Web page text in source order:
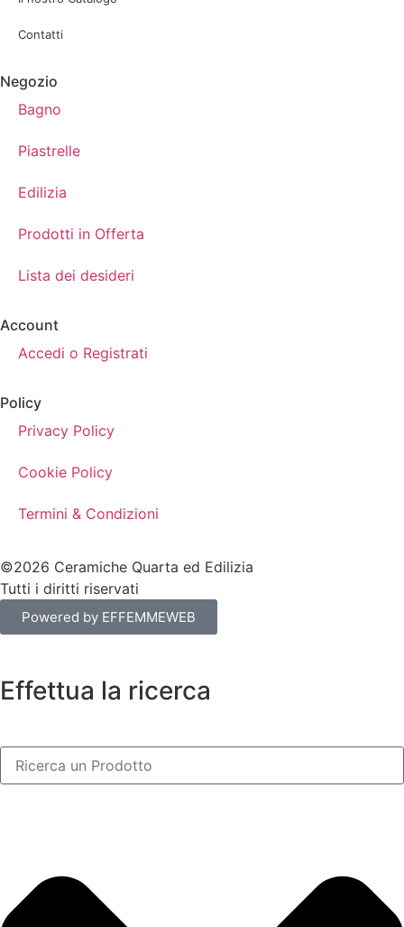
Contatti
Negozio
Bagno
Piastrelle
Edilizia
Prodotti in Offerta
Lista dei desideri
Account
Accedi o Registrati
Policy
Privacy Policy
Cookie Policy
Termini & Condizioni
©2026 Ceramiche Quarta ed Edilizia
Tutti i diritti riservati
Powered by EFFEMMEWEB
Effettua la ricerca